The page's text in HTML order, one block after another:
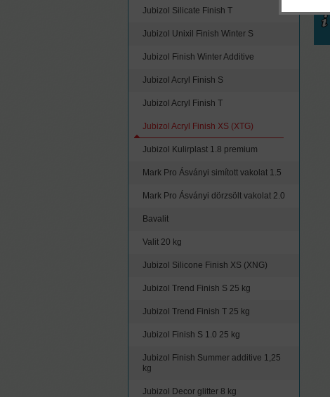
Jubizol Silicate Finish T
Jubizol Unixil Finish Winter S
Jubizol Finish Winter Additive
Jubizol Acryl Finish S
Jubizol Acryl Finish T
Jubizol Acryl Finish XS (XTG)
Jubizol Kulirplast 1.8 premium
Mark Pro Ásványi simított vakolat 1.5
Mark Pro Ásványi dörzsölt vakolat 2.0
Bavalit
Valit 20 kg
Jubizol Silicone Finish XS (XNG)
Jubizol Trend Finish S 25 kg
Jubizol Trend Finish T 25 kg
Jubizol Finish S 1.0 25 kg
Jubizol Finish Summer additive 1,25
kg
Jubizol Decor glitter 8 kg